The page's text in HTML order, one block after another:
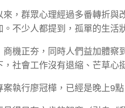
來，群眾心理經過多番轉折與
。不少人都提到，孤單的生活
商機正夯，同時人們益加體
，社會工作沒有退縮、芒草心
案執行廖冠樺，已經是晚上9